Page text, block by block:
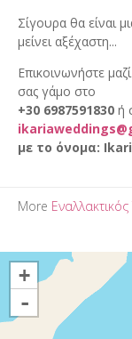
Σίγουρα θα είναι
μείνει αξέχαστη...
Επικοινωνήστε
σας γάμο στο
+30 6987591830 ή
με το όνομα:
More
+
-